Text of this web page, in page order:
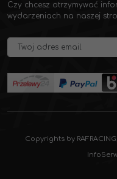
Czy chcesz otrzymywać
wydarzeniach na naszej
Copyrights by